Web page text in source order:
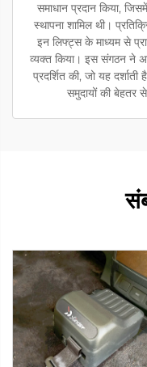
समाधान प्रदान किया,
स्थापना शामिल थी।
इन लिफ्ट्स के माध्यम से
व्यक्त किया। इस संगठन ने
प्रदर्शित की, जो यह
समुदायों की बेहतर